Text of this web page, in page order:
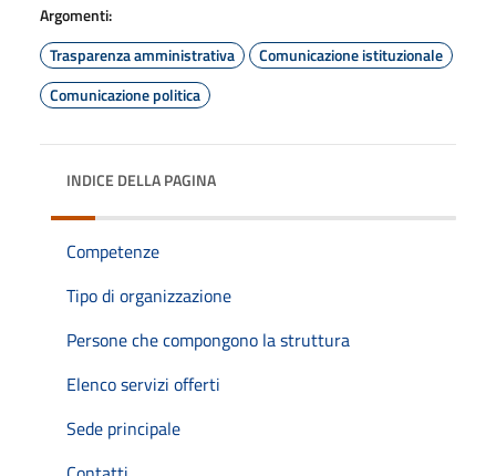
Argomenti:
Trasparenza amministrativa
Comunicazione istituzionale
Comunicazione politica
INDICE DELLA PAGINA
Competenze
Tipo di organizzazione
Persone che compongono la struttura
Elenco servizi offerti
Sede principale